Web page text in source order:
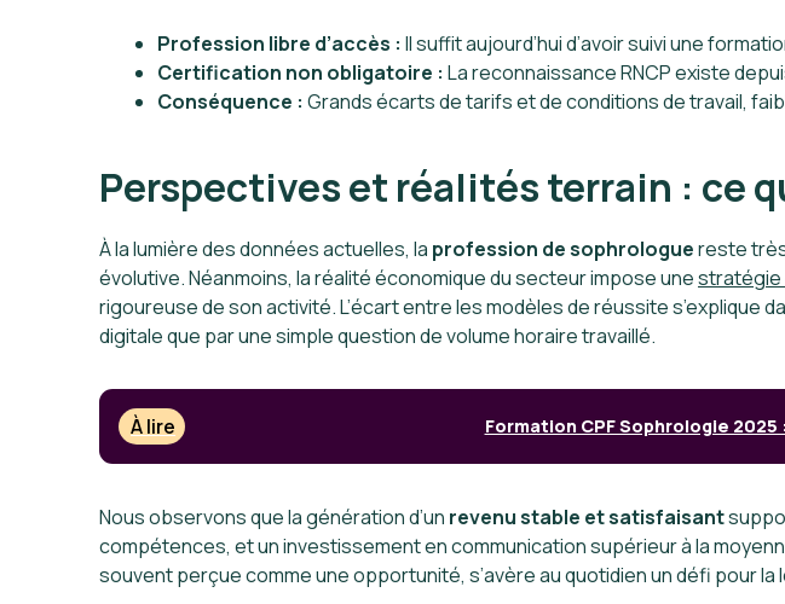
Profession libre d’accès : Il suffit aujourd’hui d’avoir suivi une
Certification non obligatoire : La reconnaissance RNCP existe
Conséquence : Grands écarts de tarifs et de conditions de travail,
Perspectives et réalités terrain : ce
À la lumière des données actuelles, la profession de sophrologuereste
évolutive. Néanmoins, la réalité économique du secteur impose unestratégie
rigoureuse de son activité. L’écart entre les modèles de réussite s’explique
digitale que par une simple question de volume horaire travaillé.
À lire Formation CPF Sophrologie
Nous observons que la génération d’un revenu stable et satisfaisant
compétences, et un investissement en communication supérieur à la
souvent perçue comme une opportunité, s’avère au quotidien un défi pour la